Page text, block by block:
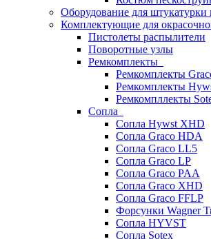
Оборудование для
Комплектующие для
Пистолеты распылители
Поворотные узлы
Ремкомплекты
Ремкомплекты
Ремкомплекты
Ремкомпллекты
Сопла
Сопла Hywst XHD
Сопла Graco HDA
Сопла Graco LL5
Сопла Graco LP
Сопла Graco PAA
Сопла Graco XHD
Сопла Graco FFLP
Форсунки Wagner
Сопла HYVST
Сопла Sotex